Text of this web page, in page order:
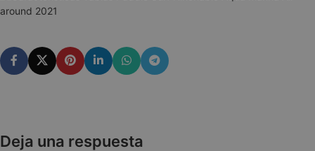
Deja una respuesta